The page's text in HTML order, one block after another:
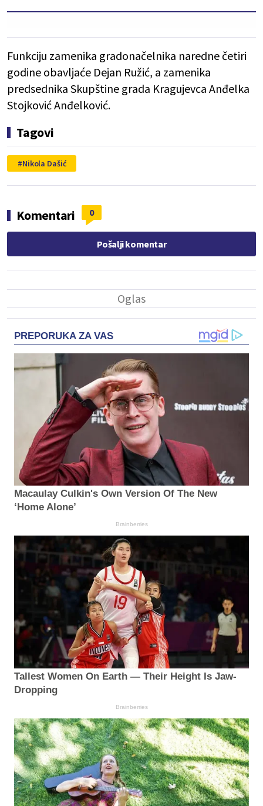
Funkciju zamenika gradonačelnika naredne četiri
godine obavljaće Dejan Ružić, a zamenika
predsednika Skupštine grada Kragujevca Anđelka
Stojković Anđelković.
Tagovi
Nikola Dašić
Komentari 0
Pošalji komentar
PREPORUKA ZA VAS
Macaulay Culkin's Own Version Of The New
‘Home Alone’
Brainberries
Tallest Women On Earth — Their Height Is Jaw-
Dropping
Brainberries